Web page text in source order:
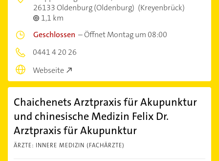
26133 Oldenburg (Oldenburg) (Kreyenbrück)
1,1 km
Geschlossen –Öffnet Montag um 08:00
0441 4 20 26
Webseite
Chaichenets Arztpraxis für Akupunktur
und chinesische Medizin Felix Dr.
Arztpraxis für Akupunktur
ÄRZTE: INNERE MEDIZIN (FACHÄRZTE)